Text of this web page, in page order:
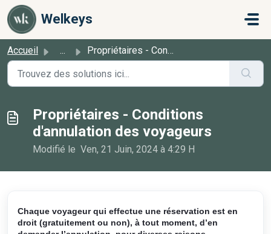
Passer au contenu principal
Welkeys
Accueil ... Propriétaires - Conditions d'annulation des voyageurs
Propriétaires - Conditions
d'annulation des voyageurs
Modifié le Ven, 21 Juin, 2024 à 4:29 H
Chaque voyageur qui effectue une réservation est en
droit (gratuitement ou non), à tout moment, d’en